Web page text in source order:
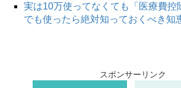
実は10万使ってなくても「医療費控
でも使ったら絶対知っておくべき知
スポンサーリンク